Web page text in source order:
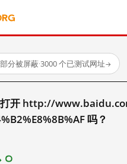
部分被屏蔽·3000 个已测试网址→
打开 http://
吗？